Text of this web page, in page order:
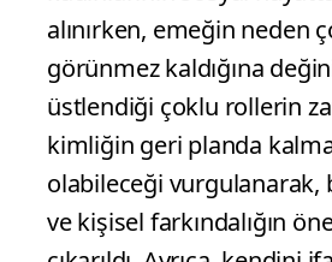
alınırken, emeğin neden
görünmez kaldığına
üstlendiği çoklu rollerin
kimliğin geri planda
olabileceği vurgulanarak,
ve kişisel farkındalığın